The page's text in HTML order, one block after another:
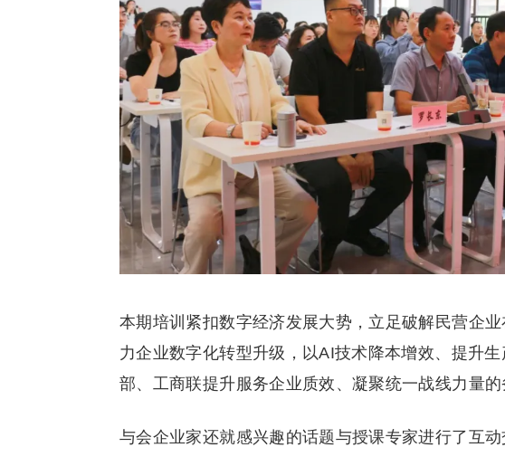
本期培训紧扣数字经济发展大势，立足破解民营企
力企业数字化转型升级，以AI技术降本增效、提升
部、工商联提升服务企业质效、凝聚统一战线力量的
与会企业家还就感兴趣的话题与授课专家进行了互